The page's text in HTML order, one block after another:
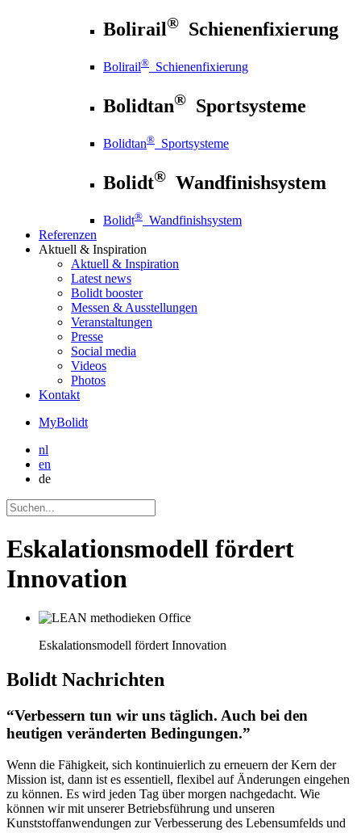
Bolirail® Schienenfixierung
Bolirail® Schienenfixierung
Bolidtan® Sportsysteme
Bolidtan® Sportsysteme
Bolidt® Wandfinishsystem
Bolidt® Wandfinishsystem
Referenzen
Aktuell & Inspiration
Aktuell & Inspiration
Latest news
Bolidt booster
Messen & Ausstellungen
Veranstaltungen
Presse
Social media
Videos
Photos
Kontakt
MyBolidt
nl
en
de
Eskalationsmodell fördert
Innovation
Eskalationsmodell fördert Innovation
Bolidt Nachrichten
“Verbessern tun wir uns täglich. Auch bei den
heutigen veränderten Bedingungen.”
Wenn die Fähigkeit, sich kontinuierlich zu erneuern der Kern der
Mission ist, dann ist es essentiell, flexibel auf Änderungen eingehen
zu können. Es wird jeden Tag über morgen nachgedacht. Wie
können wir mit unserer Betriebsführung und unseren
Kunststoffanwendungen zur Verbesserung des Lebensumfelds und